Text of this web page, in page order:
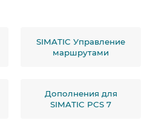
SIMATIC Управление
маршрутами
Дополнения для
SIMATIC PCS 7